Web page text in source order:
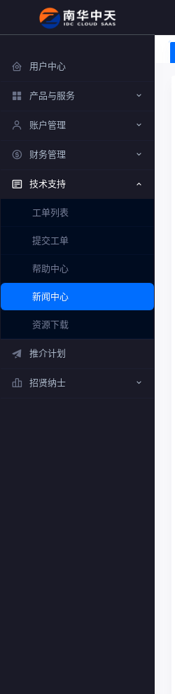
用户中心
产品与服务
账户管理
财务管理
技术支持
工单列表
提交工单
帮助中心
新闻中心
资源下载
推介计划
招贤纳士